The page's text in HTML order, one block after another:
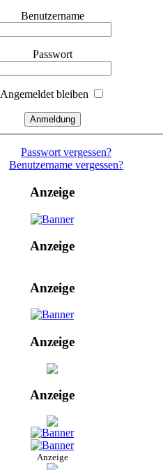
Benutzername
Passwort
Angemeldet bleiben
Passwort vergessen?
Benutzername vergessen?
Anzeige
Anzeige
Anzeige
Anzeige
Anzeige
Anzeige